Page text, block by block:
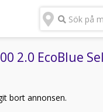
Sök på
2.0 EcoBlue
bort annonsen.